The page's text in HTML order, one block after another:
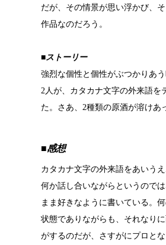
だが、その情景が思い浮かび、
作品なのだろう。
■ストーリー
強烈な個性と個性がぶつかりあ
2人が、カタカナ文字の外来語を
た。さあ、2種類の原酒が溶けあ
■感想
カタカナ文字の外来語をあいう
何か話し合いながらというので
まま好きなように書いている。
状態でありながらも、それなり
がするのだが、さすがにプロと